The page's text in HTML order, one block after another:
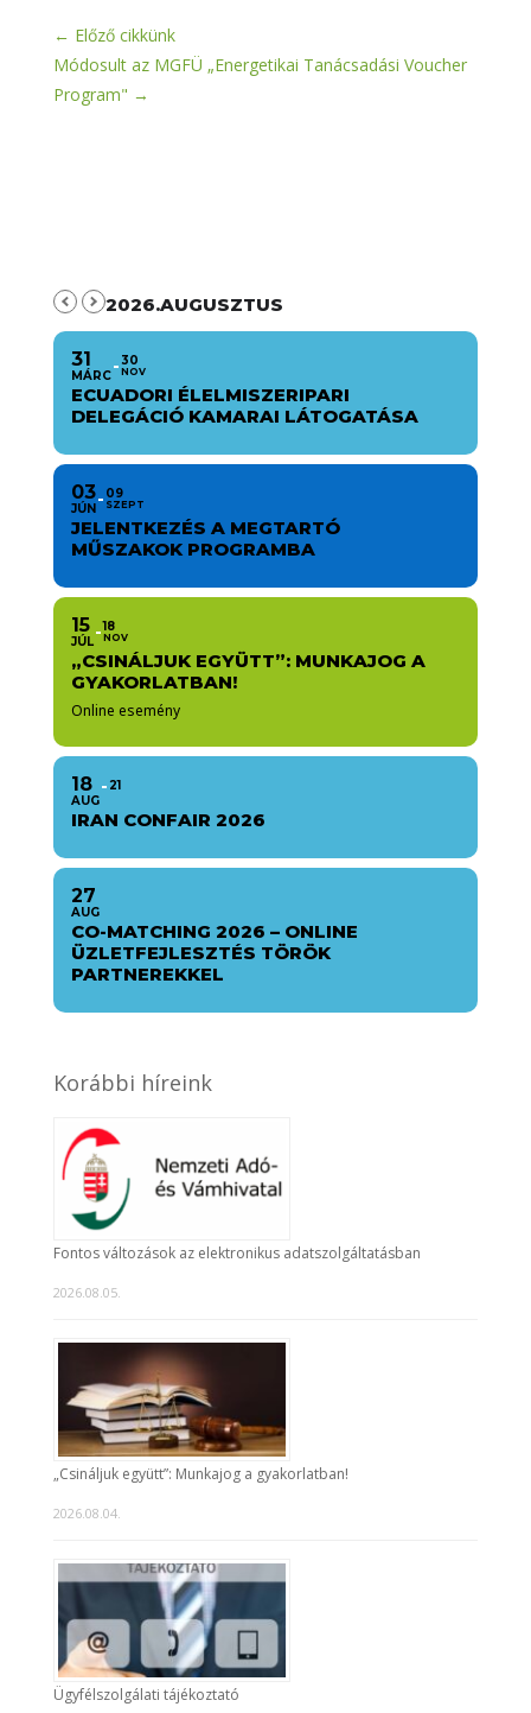
← Előző cikkünk
Módosult az MGFÜ „Energetikai Tanácsadási Voucher
Program" →
2026.AUGUSZTUS
31
MÁRC
30
NOV
ECUADORI ÉLELMISZERIPARI
DELEGÁCIÓ KAMARAI LÁTOGATÁSA
03
JÚN
09
SZEPT
JELENTKEZÉS A MEGTARTÓ
MŰSZAKOK PROGRAMBA
15
JÚL
18
NOV
„CSINÁLJUK EGYÜTT”: MUNKAJOG A
GYAKORLATBAN!
Online esemény
18
AUG
21
IRAN CONFAIR 2026
27
AUG
CO-MATCHING 2026 – ONLINE
ÜZLETFEJLESZTÉS TÖRÖK
PARTNEREKKEL
Korábbi híreink
Fontos változások az elektronikus adatszolgáltatásban
2026.08.05.
„Csináljuk együtt”: Munkajog a gyakorlatban!
2026.08.04.
Ügyfélszolgálati tájékoztató